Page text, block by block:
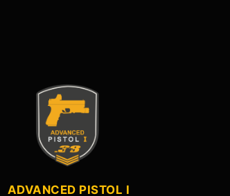
ADVANCED PISTOL I